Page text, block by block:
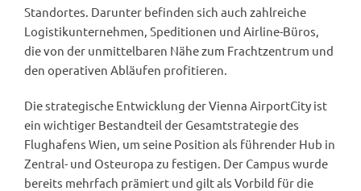
Standortes. Darunter befinden sich auch zahlreiche
Logistikunternehmen, Speditionen und Airline-Büros,
die von der unmittelbaren Nähe zum Frachtzentrum und
den operativen Abläufen profitieren.
Die strategische Entwicklung der Vienna AirportCity ist
ein wichtiger Bestandteil der Gesamtstrategie des
Flughafens Wien, um seine Position als führender Hub in
Zentral- und Osteuropa zu festigen. Der Campus wurde
bereits mehrfach prämiert und gilt als Vorbild für die